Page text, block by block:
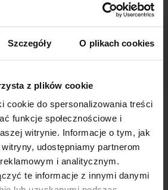
Szczegóły O plikach cookies
z plików cookie
cookie do spersonalizowania treści
funkcje społecznościowe i
witrynie. Informacje o tym, jak
udostępniamy partnerom
i analitycznym.
te informacje z innymi danymi
31 000 SEK
Focus
Ka
Kuga
Ford Ranger
Ford S-Max